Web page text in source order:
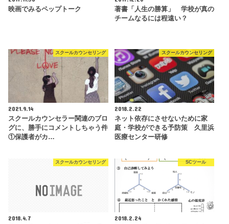
映画でみるペップトーク
著書「人生の勝算」 学校が真の
チームなるには程遠い？
スクールカウンセリング
2021.9.14
スクールカウンセラー関連のブロ
グに、勝手にコメントしちゃう件
①保護者がカ…
スクールカウンセリング
2018.2.22
ネット依存にさせないために家
庭・学校ができる予防策 久里浜
医療センター研修
スクールカウンセリング
2018.4.7
SCツール
2018.2.24